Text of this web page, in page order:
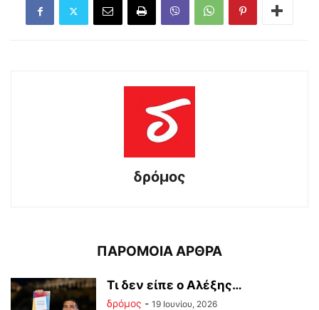
δρόμος
ΠΑΡΟΜΟΙΑ ΑΡΘΡΑ
Tι δεν είπε ο Αλέξης…
δρόμος - 19 Ιουνίου, 2026